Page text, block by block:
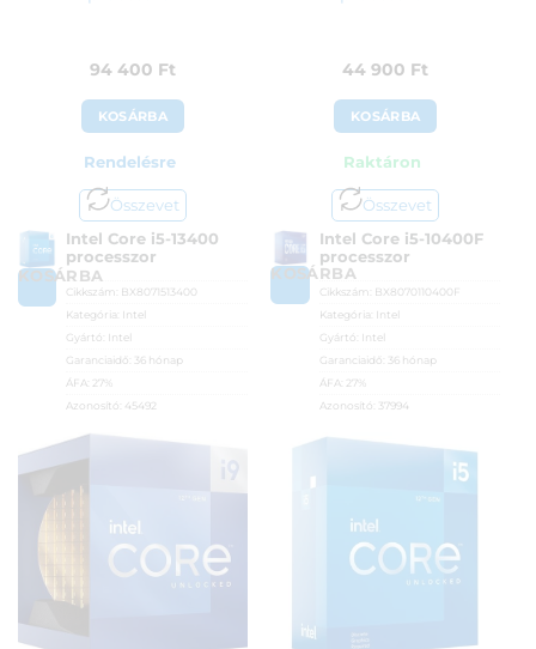
94 400 Ft
KOSÁRBA
Rendelésre
Összevet
KOSÁRBA
Intel Core i5-13400
processzor
Cikkszám: BX8071513400
Kategória: Intel
Gyártó: Intel
Garanciaidő:
36 hónap
ÁFA:
27%
Azonosító: 45492
94 400Ft
44 900 Ft
KOSÁRBA
Raktáron
Összevet
KOSÁRBA
Intel Core i5-10400F
processzor
Cikkszám: BX8070110400F
Kategória: Intel
Gyártó: Intel
Garanciaidő:
36 hónap
ÁFA:
27%
Azonosító:
37994
44 900Ft